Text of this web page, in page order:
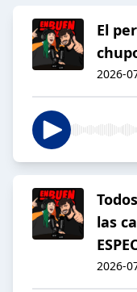
El
2026-
las
2026-